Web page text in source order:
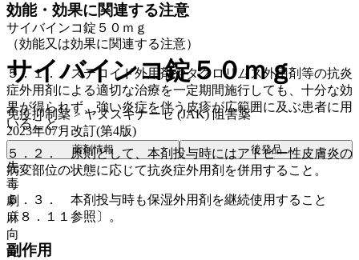
効能・効果に関連する注意
（効能又は効果に関連する注意）
５．１． ステロイド外用剤やタクロリムス外用剤等の抗炎
症外用剤による適切な治療を一定期間施行しても、十分な効
果が得られず、強い炎症を伴う皮疹が広範囲に及ぶ患者に用
いること。
５．２． 原則として、本剤投与時にはアトピー性皮膚炎の
病変部位の状態に応じて抗炎症外用剤を併用すること。
５．３． 本剤投与時も保湿外用剤を継続使用すること
〔８．１１参照〕。
副作用
サイバインコ錠５０ｍｇ
サイバインコ錠５０ｍｇ
免疫抑制薬 > ヤヌスキナーゼ (JAK) 阻害薬
2023年07月改訂(第4版)
薬剤情報 後発品
先
毒
劇
麻
向
覚